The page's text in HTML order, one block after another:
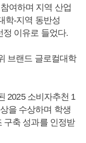
여하며 지역 산업
학-지역 동반성
정 이유로 들었다.
브랜드 글로컬대학
2025 소비자추천 1
을 수상하며 학생
구축 성과를 인정받